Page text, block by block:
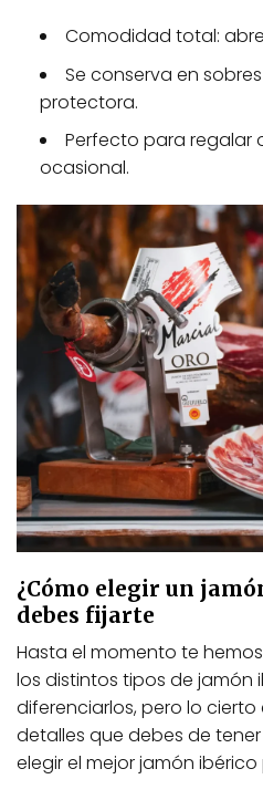
Comodidad total:
Se conserva en
protectora.
Perfecto para regalar
ocasional.
¿Cómo elegir un
debes fijarte
Hasta el momento te
los distintos tipos de jamón
diferenciarlos, pero lo cierto
detalles que debes de
elegir el mejor jamón ibérico